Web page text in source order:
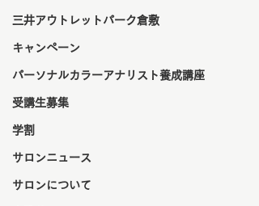
三井アウトレットパーク倉敷
キャンペーン
パーソナルカラーアナリスト養成講座
受講生募集
学割
サロンニュース
サロンについて